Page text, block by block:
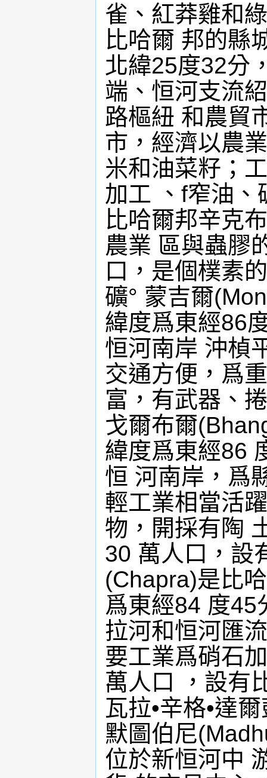
雀、紅莽雞和
比哈爾 邦的縣
北緯25度32分
端、恒河支流
路樞紐 和農貿
市，經濟以農
米和油菜籽；
加工 、f窄油、
比哈爾邦辛克
農業 區與蟲膠
口，是個樸素
礦° 蒙吉爾
緯度爲東經86
恒河南岸 沖楨
交通方便，爲
富，有武器、
戈爾布爾
緯度爲東經86
恒 河南岸，爲
輕工業相當活
物，開採有陶
30 萬人口，設
(Chapra)是比
爲東經84 度45
拉河和恒河匯
要工業爲硝石
萬人口 ，設有
瓦拉•辛格•達
默圖伯尼
位於新恒河中